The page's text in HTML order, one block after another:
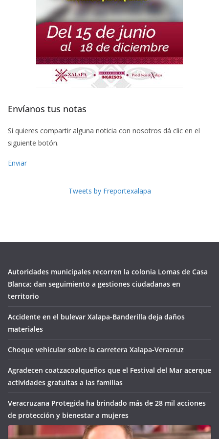
Envíanos tus notas
Si quieres compartir alguna noticia con nosotros dá clic en el
siguiente botón.
Enviar
Tweets by Freportexalapa
Autoridades municipales recorren la colonia Lomas de Casa
Blanca; dan seguimiento a gestiones ciudadanas en
territorio
Accidente en el bulevar Xalapa-Banderilla deja daños
materiales
Choque vehicular sobre la carretera Xalapa-Veracruz
Agradecen coatzacoalqueños que el Festival del Mar acerque
actividades gratuitas a las familias
Veracruzana Protegida ha brindado más de 28 mil acciones
de protección y bienestar a mujeres